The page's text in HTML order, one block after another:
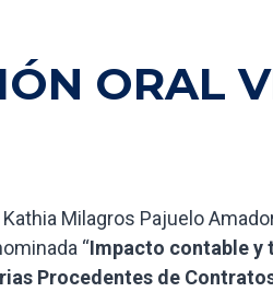
ORAL
Milagros Pajuelo
“Impacto contable y
Procedentes de